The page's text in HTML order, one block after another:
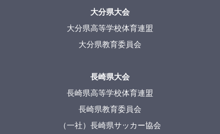
大分県大会
大分県高等学校体育連盟
大分県教育委員会
長崎県大会
長崎県高等学校体育連盟
長崎県教育委員会
（一社）長崎県サッカー協会